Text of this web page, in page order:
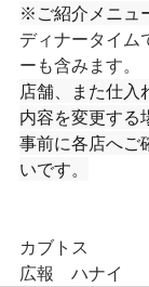
※ご紹介メニュ
ディナータイム
ーも含みます。
店舗、また仕入
内容を変更する
事前に各店へご
いです。
カブトス
広報　ハナイ